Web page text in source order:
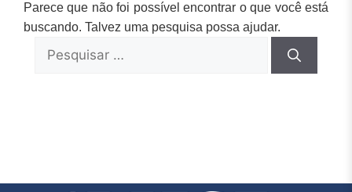
Parece que não foi possível encontrar o que você está
buscando. Talvez uma pesquisa possa ajudar.